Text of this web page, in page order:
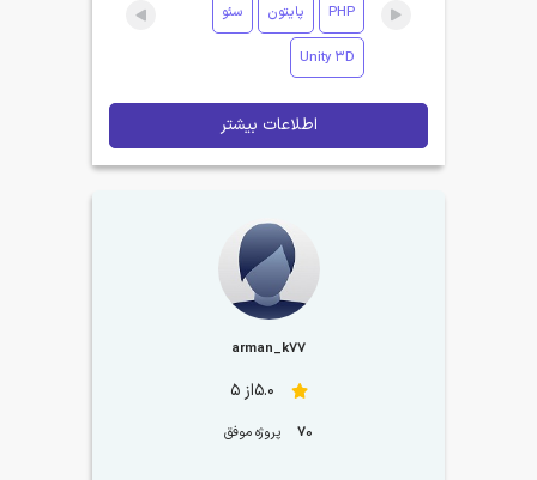
PHP پایتون سئو
Unity 3D
اطلاعات بیشتر
arman_k77
5.0از 5
70 پروژه موفق